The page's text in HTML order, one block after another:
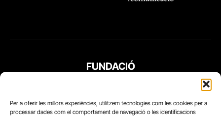
Per a oferir les millors experiències, utilitzem tecnologies com les cookies per a
processar dades com el comportament de navegació o les identificacions
FUNDACIÓ